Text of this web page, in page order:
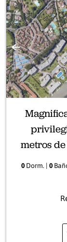
Anterior
metros
0 Dorm. | 0